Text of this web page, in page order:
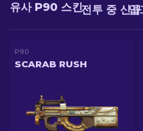
업
전투 중 신
유사 P90 스킨
P90
SCARAB RUSH